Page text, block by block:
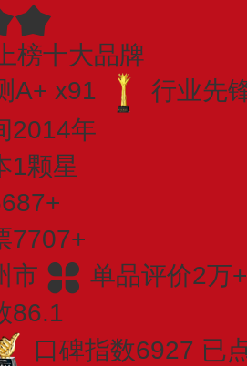
榜十大品牌
A+ x91
行业先
2014年
1颗星
7707+
市
单品评价2万+
86.1
口碑指数6927 已